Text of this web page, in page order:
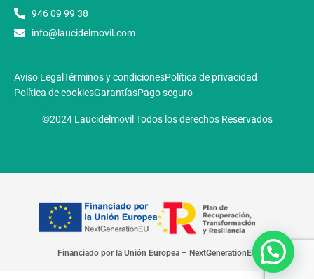
946 09 99 38
info@laucidelmovil.com
Aviso Legal Términos y condicionesPolítica de privacidad
Política de cookiesGarantíasPago seguro
©2024 Laucidelmovil Todos los derechos Reservados
Financiado por la Unión Europea – NextGenerationEU​